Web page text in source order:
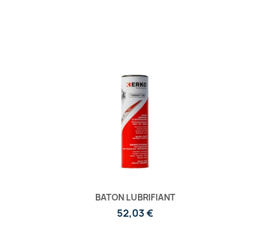
BATON LUBRIFIANT
52,03 €